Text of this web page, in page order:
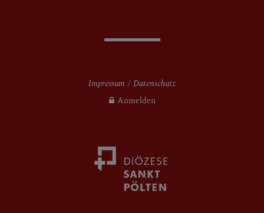
Impressum
Datenschutz
Anmelden